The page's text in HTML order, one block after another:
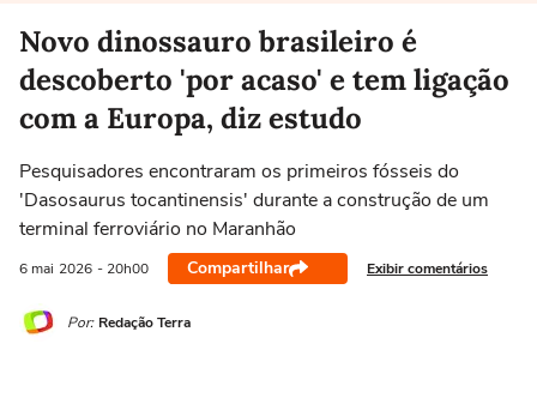
Novo dinossauro brasileiro é
descoberto 'por acaso' e tem ligação
com a Europa, diz estudo
Pesquisadores encontraram os primeiros fósseis do
'Dasosaurus tocantinensis' durante a construção de um
terminal ferroviário no Maranhão
6 mai 2026 - 20h00 Compartilhar Exibir comentários
Por: Redação Terra